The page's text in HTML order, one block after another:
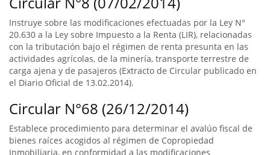
Instruye sobre las modificaciones efectuadas por la Ley N°
20.630 a la Ley sobre Impuesto a la Renta (LIR), relacionadas
con la tributación bajo el régimen de renta presunta en las
actividades agrícolas, de la minería, transporte terrestre de
carga ajena y de pasajeros (Extracto de Circular publicado en
el Diario Oficial de 13.02.2014).
Circular N°68 (26/12/2014)
Establece procedimiento para determinar el avalúo fiscal de
bienes raíces acogidos al régimen de Copropiedad
Inmobiliaria, en conformidad a las modificaciones